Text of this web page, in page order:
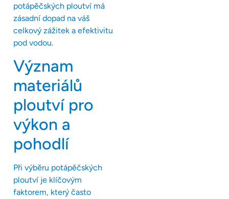
potápěčských ploutví má
zásadní dopad na váš
celkový zážitek a efektivitu
pod vodou.
Význam
materiálů
ploutví pro
výkon a
pohodlí
Při výběru potápěčských
ploutví je klíčovým
faktorem, který často